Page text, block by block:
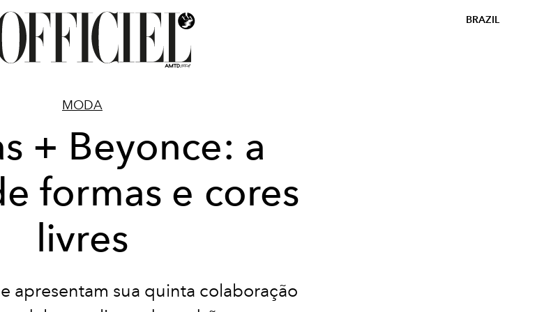
BRAZIL
MODA
+ Beyonce: a
formas e cores
livres
apresentam sua quinta colaboração